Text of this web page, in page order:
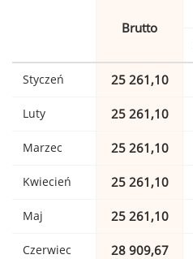
Brutto
Styczeń 25 261,10
Luty 25 261,10
Marzec 25 261,10
Kwiecień 25 261,10
Maj 25 261,10
Czerwiec 28 909,67